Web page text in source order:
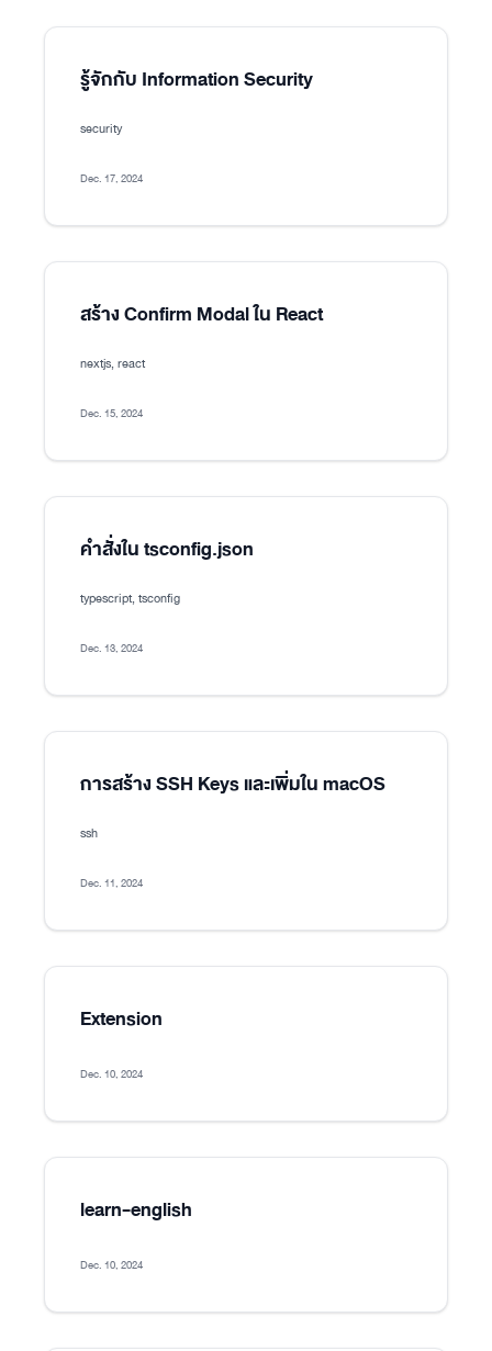
รู้จักกับ Information Security
security
Dec. 17, 2024
สร้าง Confirm Modal ใน React
nextjs, react
Dec. 15, 2024
คำสั่งใน tsconfig.json
typescript, tsconfig
Dec. 13, 2024
การสร้าง SSH Keys และเพิ่มใน macOS
ssh
Dec. 11, 2024
Extension
Dec. 10, 2024
learn-english
Dec. 10, 2024